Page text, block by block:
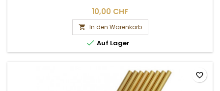
10,00 CHF
 In den Warenkorb
 Auf Lager
favorite_border